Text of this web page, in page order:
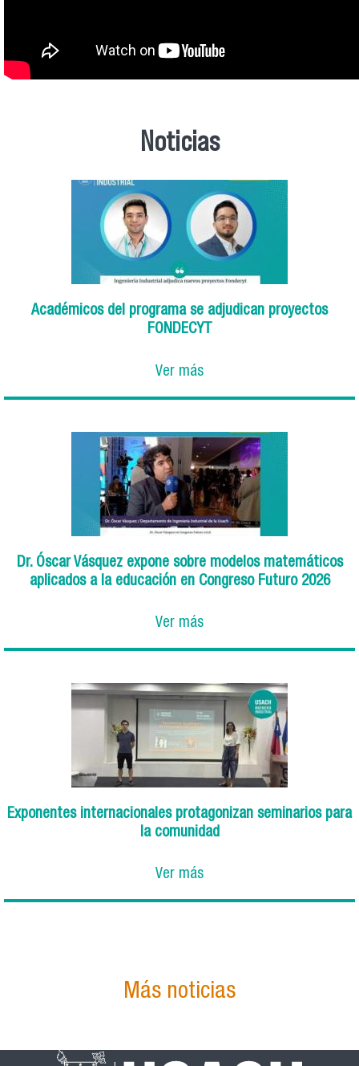
Noticias
Académicos del programa se adjudican proyectos
FONDECYT
Ver más
Dr. Óscar Vásquez expone sobre modelos matemáticos
aplicados a la educación en Congreso Futuro 2026
Ver más
Exponentes internacionales protagonizan seminarios para
la comunidad
Ver más
Más noticias